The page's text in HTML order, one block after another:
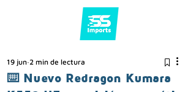
⌨️ Nuevo Redragon Kumara
19 jun 2 min de lectura